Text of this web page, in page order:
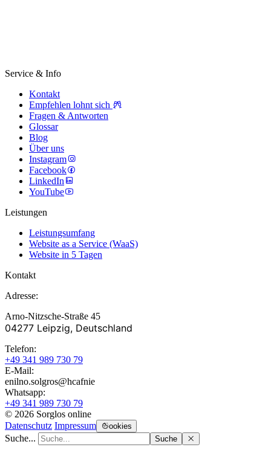
Service & Info
Kontakt
Empfehlen lohnt sich
Fragen & Antworten
Glossar
Blog
Über uns
Instagram
Facebook
LinkedIn
YouTube
Leistungen
Leistungsumfang
Website as a Service (WaaS)
Website in 5 Tagen
Kontakt
Adresse:
Arno-Nitzsche-Straße 45
04277 Leipzig, Deutschland
Telefon:
+49 341 989 730 79
E-Mail:
enilno.solgros@hcafnie
Whatsapp:
+49 341 989 730 79
© 2026 Sorglos online
Datenschutz Impressum ookies
Suche... Suche